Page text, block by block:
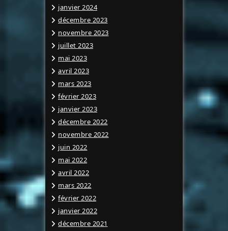
janvier 2024
décembre 2023
novembre 2023
juillet 2023
mai 2023
avril 2023
mars 2023
février 2023
janvier 2023
décembre 2022
novembre 2022
juin 2022
mai 2022
avril 2022
mars 2022
février 2022
janvier 2022
décembre 2021